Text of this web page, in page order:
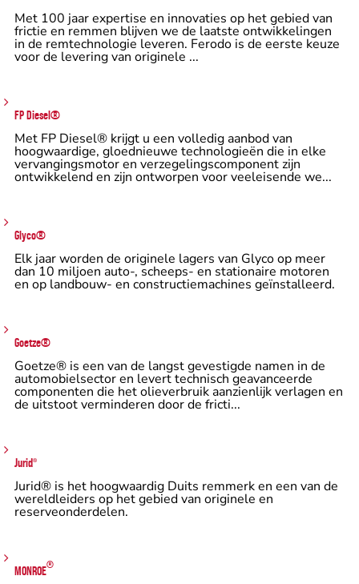
Met 100 jaar expertise en innovaties op het gebied van
frictie en remmen blijven we de laatste ontwikkelingen
in de remtechnologie leveren. Ferodo is de eerste keuze
voor de levering van originele ...
FP Diesel®
Met FP Diesel® krijgt u een volledig aanbod van
hoogwaardige, gloednieuwe technologieën die in elke
vervangingsmotor en verzegelingscomponent zijn
ontwikkelend en zijn ontworpen voor veeleisende we...
Glyco®
Elk jaar worden de originele lagers van Glyco op meer
dan 10 miljoen auto-, scheeps- en stationaire motoren
en op landbouw- en constructiemachines geïnstalleerd.
Goetze®
Goetze® is een van de langst gevestigde namen in de
automobielsector en levert technisch geavanceerde
componenten die het olieverbruik aanzienlijk verlagen en
de uitstoot verminderen door de fricti...
Jurid®
Jurid® is het hoogwaardig Duits remmerk en een van de
wereldleiders op het gebied van originele en
reserveonderdelen.
MONROE®